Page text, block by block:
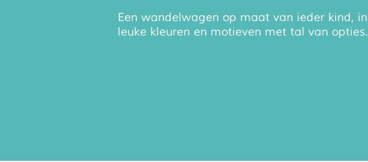
Een wandelwagen op maat van ieder kind, in
leuke kleuren en motieven met tal van opties.